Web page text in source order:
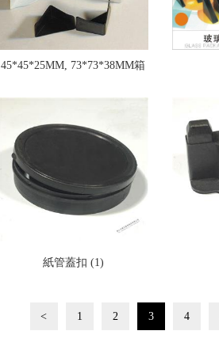
45*45*25MM, 73*73*38MM箱
包護角
紙管蓋扣 (1)
< 1 2 3 4